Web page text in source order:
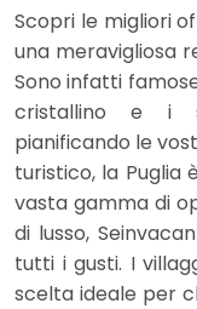
Scopri le migliori
una meravigliosa
Sono infatti
cristallino e i
pianificando le
turistico, la Puglia
vasta gamma di
di lusso,
tutti i gusti. I
scelta ideale per